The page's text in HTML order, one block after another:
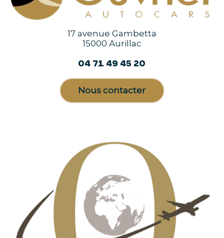
17 avenue Gambetta
15000 Aurillac
04 71 49 45 20
Nous contacter